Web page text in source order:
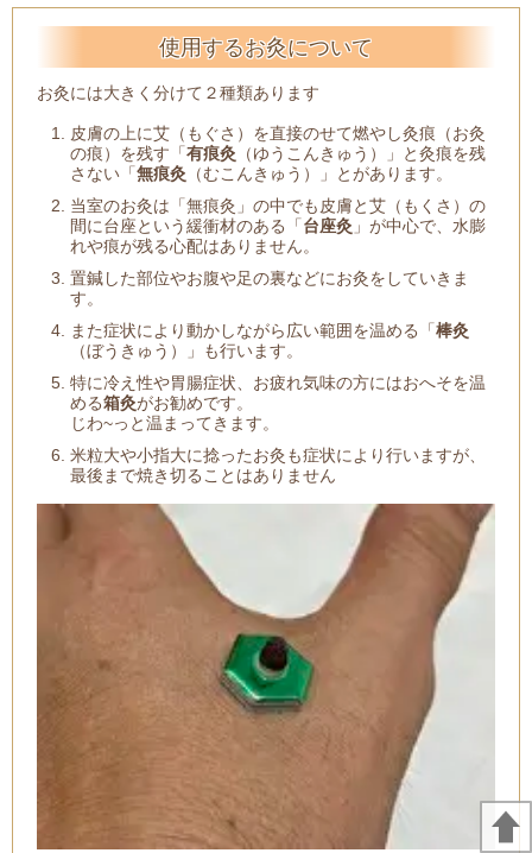
使用するお灸について
お灸には大きく分けて２種類あります
皮膚の上に艾（もぐさ）を直接のせて燃やし灸痕（お灸
の痕）を残す「有痕灸 （ゆうこんきゅう）」と灸痕を残
さない「無痕灸 （むこんきゅう）」とがあります。
当室のお灸は「無痕灸」の中でも皮膚と艾（もくさ）の
間に台座という緩衝材のある「台座灸 」が中心で、水膨
れや痕が残る心配はありません。
置鍼した部位やお腹や足の裏などにお灸をしていきま
す。
また症状により動かしながら広い範囲を温める「棒灸
（ぼうきゅう）」も行います。
特に冷え性や胃腸症状、お疲れ気味の方にはおへそを温
める箱灸がお勧めです。
じわ~っと温まってきます。
米粒大や小指大に捻ったお灸も症状により行いますが、
最後まで焼き切ることはありません